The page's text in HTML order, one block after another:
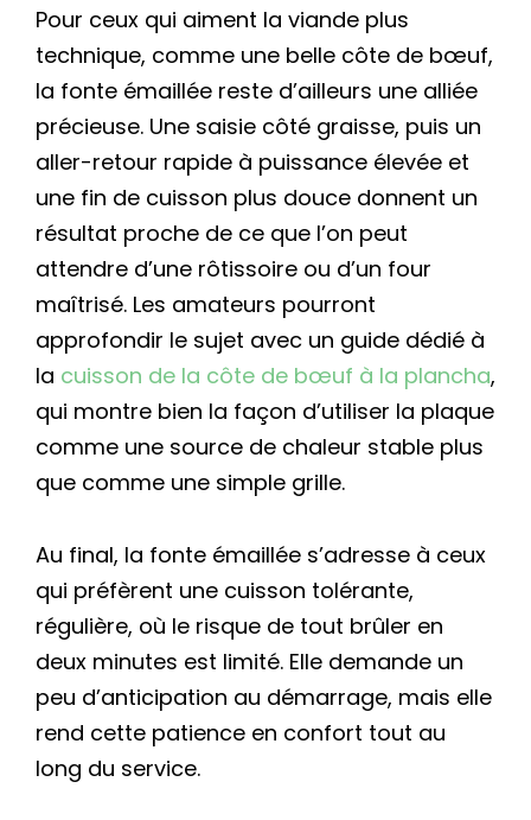
Pour ceux qui aiment la viande plus
technique, comme une belle côte de bœuf,
la fonte émaillée reste d’ailleurs une alliée
précieuse. Une saisie côté graisse, puis un
aller-retour rapide à puissance élevée et
une fin de cuisson plus douce donnent un
résultat proche de ce que l’on peut
attendre d’une rôtissoire ou d’un four
maîtrisé. Les amateurs pourront
approfondir le sujet avec un guide dédié à
la cuisson de la côte de bœuf à la plancha,
qui montre bien la façon d’utiliser la plaque
comme une source de chaleur stable plus
que comme une simple grille.
Au final, la fonte émaillée s’adresse à ceux
qui préfèrent une cuisson tolérante,
régulière, où le risque de tout brûler en
deux minutes est limité. Elle demande un
peu d’anticipation au démarrage, mais elle
rend cette patience en confort tout au
long du service.